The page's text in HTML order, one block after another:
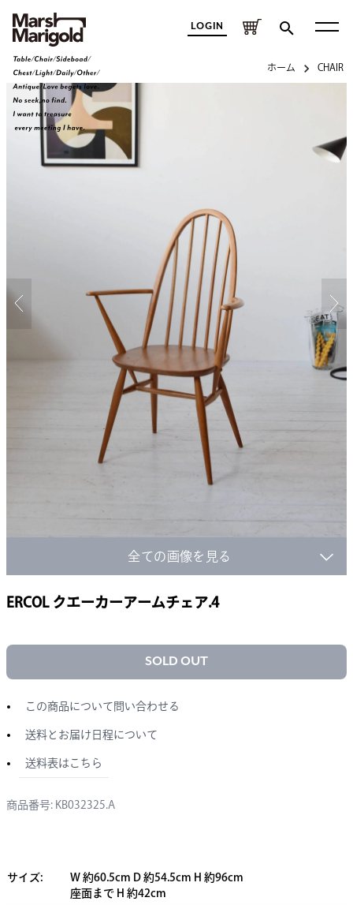
LOGIN
ホーム CHAIR
全ての画像を見る
ERCOL クエーカーアームチェア.4
SOLD OUT
この商品について問い合わせる
送料とお届け日程について
送料表はこちら
商品番号: KB032325.A
サイズ:
W 約60.5cm D 約54.5cm H 約96cm
座面まで H 約42cm